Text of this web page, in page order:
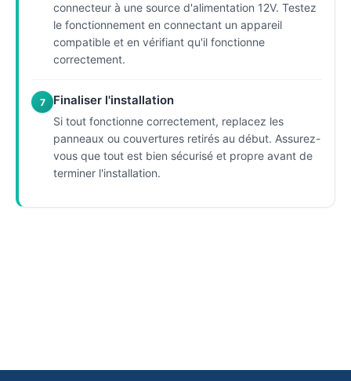
connecteur à une source d'alimentation 12V. Testez
le fonctionnement en connectant un appareil
compatible et en vérifiant qu'il fonctionne
correctement.
7 Finaliser l'installation
Si tout fonctionne correctement, replacez les
panneaux ou couvertures retirés au début. Assurez-
vous que tout est bien sécurisé et propre avant de
terminer l'installation.